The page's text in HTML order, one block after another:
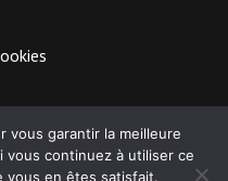
vous garantir la meilleure
continuez à utiliser ce
vous en êtes satisfait.